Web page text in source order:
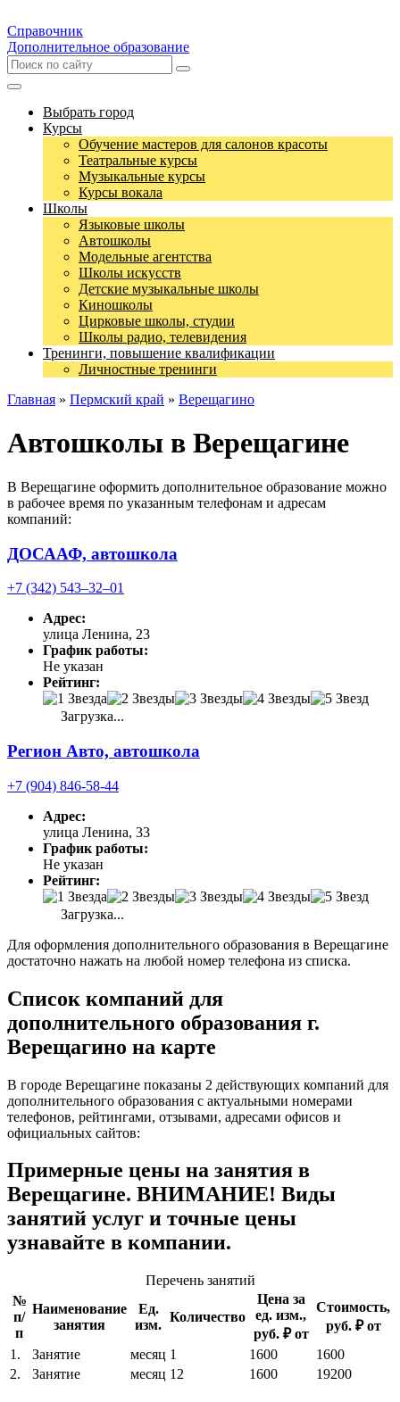
Справочник
Дополнительное образование
Выбрать город
Курсы
Обучение мастеров для салонов красоты
Театральные курсы
Музыкальные курсы
Курсы вокала
Школы
Языковые школы
Автошколы
Модельные агентства
Школы искусств
Детские музыкальные школы
Киношколы
Цирковые школы, студии
Школы радио, телевидения
Тренинги, повышение квалификации
Личностные тренинги
Главная » Пермский край » Верещагино
Автошколы в Верещагине
В Верещагине оформить дополнительное образование можно
в рабочее время по указанным телефонам и адресам
компаний:
ДОСААФ, автошкола
+7 (342) 543‒32‒01
Адрес:
улица Ленина, 23
График работы:
Не указан
Рейтинг:
Загрузка...
Регион Авто, автошкола
+7 (904) 846-58-44
Адрес:
улица Ленина, 33
График работы:
Не указан
Рейтинг:
Загрузка...
Для оформления дополнительного образования в Верещагине
достаточно нажать на любой номер телефона из списка.
Список компаний для
дополнительного образования г.
Верещагино на карте
В городе Верещагине показаны 2 действующих компаний для
дополнительного образования с актуальными номерами
телефонов, рейтингами, отзывами, адресами офисов и
официальных сайтов:
Примерные цены на занятия в
Верещагине. ВНИМАНИЕ! Виды
занятий услуг и точные цены
узнавайте в компании.
Перечень занятий
№
п/
п
Наименование
занятия
Ед.
изм.
Количество
Цена за
ед. изм.,
руб. ₽ от
Стоимость,
руб. ₽ от
1.
Занятие месяц 1 1600
1600
2.
Занятие месяц 12 1600 19200